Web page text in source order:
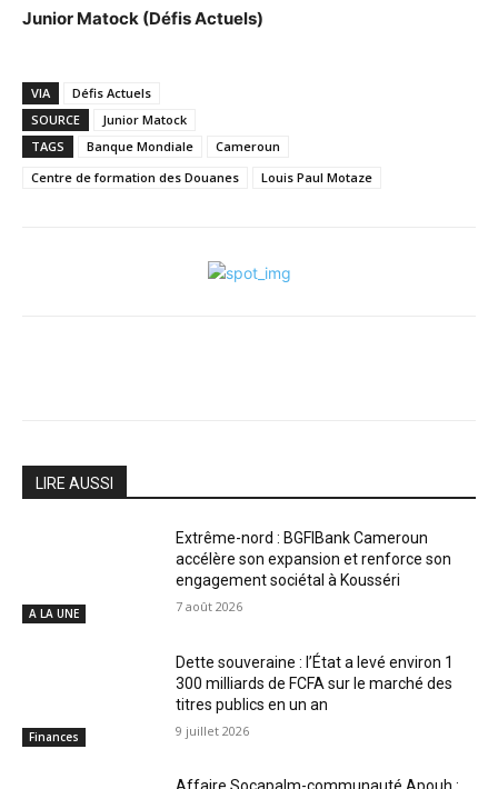
Junior Matock (Défis Actuels)
VIA
Défis Actuels
SOURCE
Junior Matock
TAGS
Banque Mondiale
Cameroun
Centre de formation des Douanes
Louis Paul Motaze
LIRE AUSSI
A LA UNE
Extrême-nord : BGFIBank Cameroun
accélère son expansion et renforce son
engagement sociétal à Kousséri
7 août 2026
Finances
Dette souveraine : l’État a levé environ 1
300 milliards de FCFA sur le marché des
titres publics en un an
9 juillet 2026